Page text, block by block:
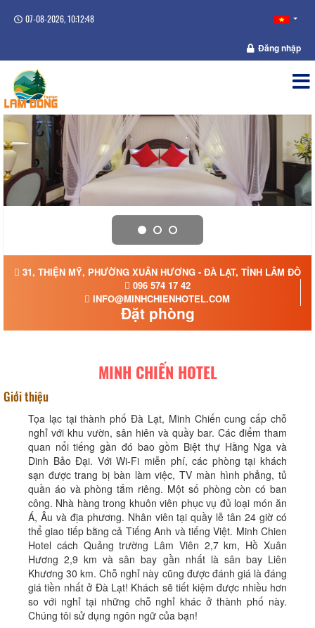
07-08-2026, 10:12:49
Đăng nhập
31, THIỆN MỸ, PHƯỜNG XUÂN HƯƠNG - ĐÀ LẠT, TỈNH LÂM ĐỒNG
096 574 17 42
INFO@MINHCHIENHOTEL.COM
Đặt phòng
MINH CHIẾN HOTEL
Giới thiệu
Tọa lạc tại thành phố Đà Lạt, Minh Chiến cung cấp chỗ
nghỉ với khu vườn, sân hiên và quầy bar. Các điểm tham
quan nổi tiếng gần đó bao gồm Biệt thự Hằng Nga và
Dinh Bảo Đại. Với Wi-Fi miễn phí, các phòng tại khách
sạn được trang bị bàn làm việc, TV màn hình phẳng, tủ
quần áo và phòng tắm riêng. Một số phòng còn có ban
công. Nhà hàng trong khuôn viên phục vụ đủ loại món ăn
Á, Âu và địa phương. Nhân viên tại quầy lễ tân 24 giờ có
thể giao tiếp bằng cả Tiếng Anh và tiếng Việt. Minh Chien
Hotel cách Quảng trường Lâm Viên 2,7 km, Hồ Xuân
Hương 2,9 km và sân bay gần nhất là sân bay Liên
Khương 30 km. Chỗ nghỉ này cũng được đánh giá là đáng
giá tiền nhất ở Đà Lạt! Khách sẽ tiết kiệm được nhiều hơn
so với nghỉ tại những chỗ nghỉ khác ở thành phố này.
Chúng tôi sử dụng ngôn ngữ của bạn!